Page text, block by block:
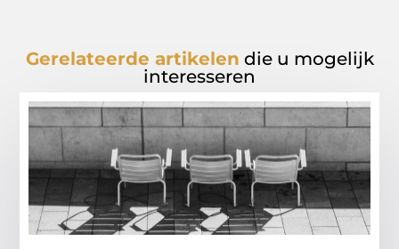
Gerelateerde artikelen die u mogelijk
interesseren